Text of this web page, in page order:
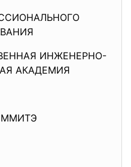
ИНЖЕНЕРНО-
АКАДЕМИЯ
ММИТЭ